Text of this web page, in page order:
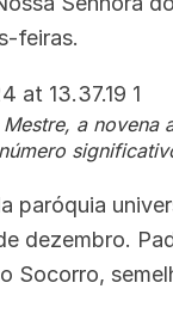
feiras.
a
paróquia
dezembro.
Socorro,